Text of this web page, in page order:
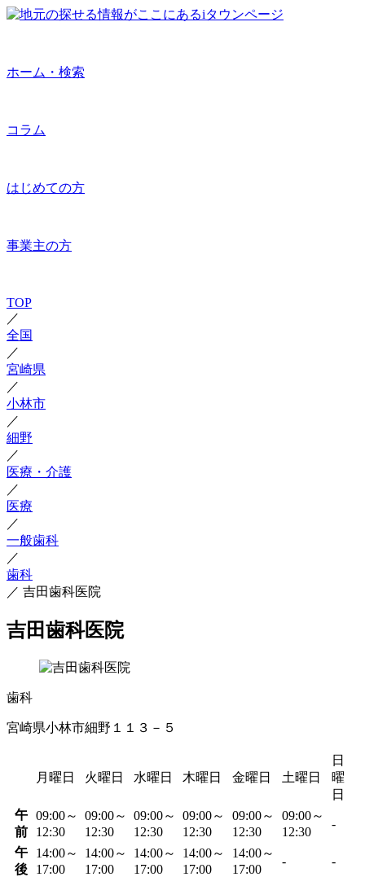
ホーム・検索
コラム
はじめての方
事業主の方
TOP
／
全国
／
宮崎県
／
小林市
／
細野
／
医療・介護
／
医療
／
一般歯科
／
歯科
／ 吉田歯科医院
吉田歯科医院
歯科
宮崎県小林市細野１１３－５
月曜日 火曜日 水曜日 木曜日 金曜日 土曜日
日
曜
日
午
前
09:00～
12:30
09:00～
12:30
09:00～
12:30
09:00～
12:30
09:00～
12:30
09:00～
12:30
-
午
後
14:00～
17:00
14:00～
17:00
14:00～
17:00
14:00～
17:00
14:00～
17:00
- -